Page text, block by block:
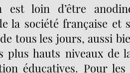
est loin d’être
la société française et
tous les jours, aussi
plus hauts niveaux de
éducatives. Pour les